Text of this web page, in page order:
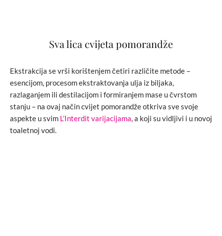
Sva lica cvijeta pomorandže
Ekstrakcija se vrši korištenjem četiri različite metode –
esencijom, procesom ekstraktovanja ulja iz biljaka,
razlaganjem ili destilacijom i formiranjem mase u čvrstom
stanju – na ovaj način cvijet pomorandže otkriva sve svoje
aspekte u svim L’Interdit varijacijama, a koji su vidljivi i u novoj
toaletnoj vodi.